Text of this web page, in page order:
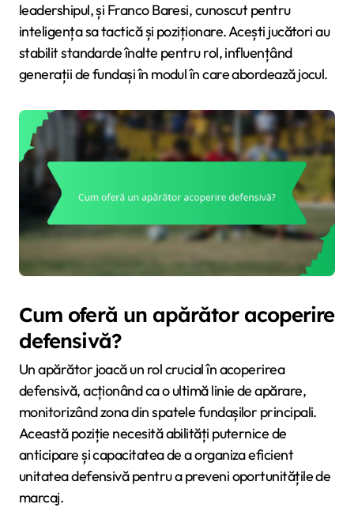
leadershipul, și Franco Baresi, cunoscut pentru
inteligența sa tactică și poziționare. Acești jucători au
stabilit standarde înalte pentru rol, influențând
generații de fundași în modul în care abordează jocul.
Cum oferă un apărător acoperire
defensivă?
Un apărător joacă un rol crucial în acoperirea
defensivă, acționând ca o ultimă linie de apărare,
monitorizând zona din spatele fundașilor principali.
Această poziție necesită abilități puternice de
anticipare și capacitatea de a organiza eficient
unitatea defensivă pentru a preveni oportunitățile de
marcaj.